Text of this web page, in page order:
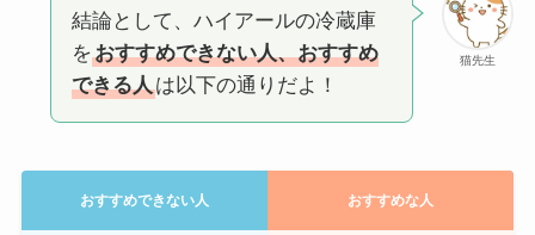
猫先生
結論として、ハイアールの冷蔵庫
をおすすめできない人、おすすめ
できる人は以下の通りだよ！
おすすめできない人 おすすめな人